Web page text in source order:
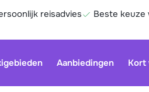
reisadvies Beste keuze
Aanbiedingen Kort